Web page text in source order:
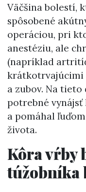
Väčšina bolestí,
spôsobené
operáciou, pri
anestéziu, ale
(napríklad
krátkotrvajúcimi
a zubov. Na
potrebné
a pomáhal
života.
Kôra vŕby
túžobníka